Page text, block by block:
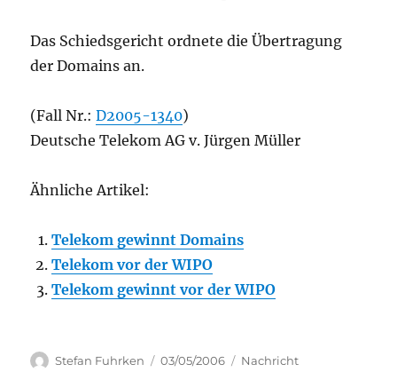
Das Schiedsgericht ordnete die Übertragung
der Domains an.
(Fall Nr.:D2005-1340)
Deutsche Telekom AG v. Jürgen Müller
Ähnliche Artikel:
Telekom gewinnt Domains
Telekom vor der WIPO
Telekom gewinnt vor der WIPO
Author
Stefan Fuhrken
Posted
03/05/2006 Categories
Nachricht